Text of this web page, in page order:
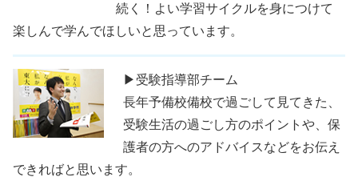
続く！よい学習サイクルを身につけて
楽しんで学んでほしいと思っています。
▶受験指導部チーム
長年予備校備校で過ごして見てきた、
受験生活の過ごし方のポイントや、保
護者の方へのアドバイスなどをお伝え
できればと思います。